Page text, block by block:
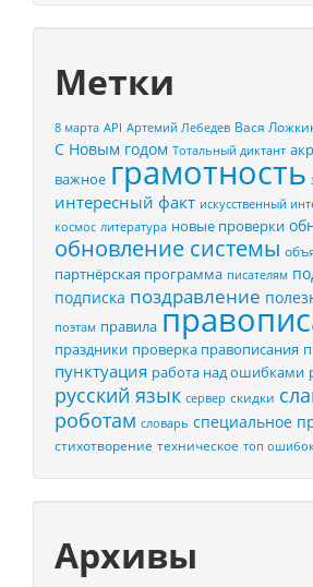
Метки
8 марта API Артемий Лебедев Вася
С Новым годом Тотальный диктант
важное грамотность
интересный факт искусственный
космос литература новые проверки
обновление системы
партнёрская программа писателям
подписка поздравление
поэтам правила
праздники проверка правописания
пунктуация работа над ошибками
русский язык сервер скидки
роботам словарь специальное
стихотворение техническое топ
Архивы